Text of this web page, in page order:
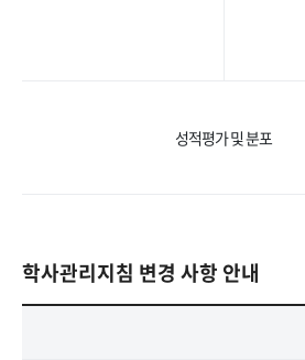
성적평가 및 분포
학사관리지침 변경 사항 안내